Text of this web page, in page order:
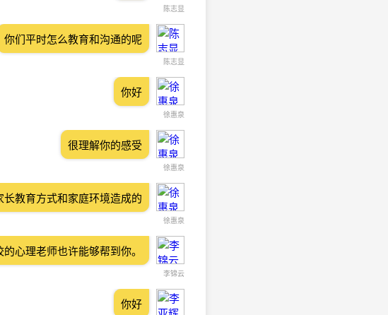
陈志显
陈志显
你们平时怎么教育和沟通的呢
徐惠泉
你好
徐惠泉
很理解你的感受
徐惠泉
长教育方式和家庭环境造成的
李锦云
心理老师也许能够帮到你。
你好